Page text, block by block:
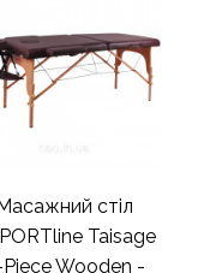
стіл
Taisage
Wooden -